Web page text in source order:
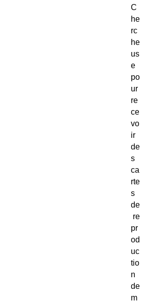
C
he
rc
he
us
e
po
ur
re
ce
vo
ir
de
s
ca
rte
s
de
re
pr
od
uc
tio
n
de
m